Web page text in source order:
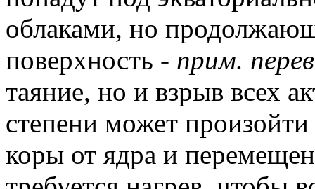
облаками, но
поверхность - прим. перев
таяние, но и взрыв всех
степени может произойти
коры от ядра и